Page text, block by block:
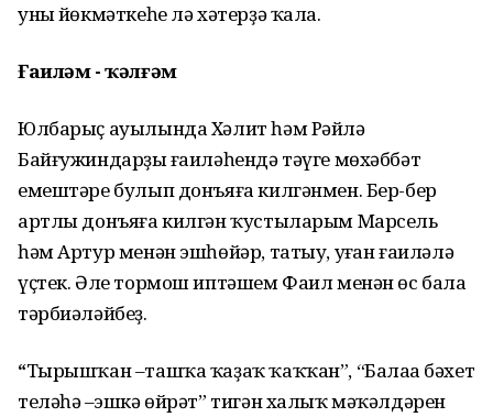
уның йөкмәткеһе лә хәтерҙә ҡала.
Ғаиләм - ҡәлғәм
Юлбарыҫ ауылында Хәлит һәм Рәйлә
Байғужиндарҙың ғаиләһендә тәүге мөхәббәт
емештәре булып донъяға килгәнмен. Бер-бер
артлы донъяға килгән ҡустыларым Марсель
һәм Артур менән эшһөйәр, татыу, уңған ғаиләлә
үҫтек. Әле тормош иптәшем Фаил менән өс бала
тәрбиәләйбеҙ.
“Тырышҡан –ташҡа ҡаҙаҡ ҡаҡҡан”, “Балаңа бәхет
теләһәң –эшкә өйрәт” тигән халыҡ мәҡәлдәрен